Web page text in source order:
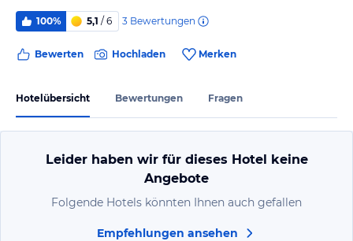
100% 5,1 / 6 3 Bewertungen
Bewerten Hochladen Merken
Hotelübersicht Bewertungen Fragen
Leider haben wir für dieses Hotel keine
Angebote
Folgende Hotels könnten Ihnen auch gefallen
Empfehlungen ansehen